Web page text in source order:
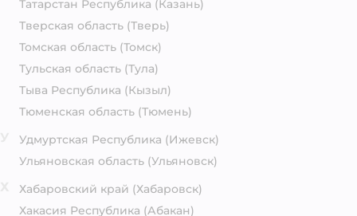
Татарстан Республика (Казань)
Тверская область (Тверь)
Томская область (Томск)
Тульская область (Тула)
Тыва Республика (Кызыл)
Тюменская область (Тюмень)
Удмуртская Республика (Ижевск)
Ульяновская область (Ульяновск)
Хабаровский край (Хабаровск)
Хакасия Республика (Абакан)